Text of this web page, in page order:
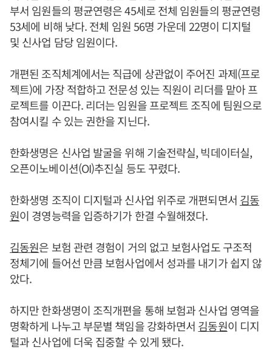
부서 임원들의 평균연령은 45세로 전체 임원들의 평균연령
53세에 비해 낮다. 전체 임원 56명 가운데 22명이 디지털
및 신사업 담당 임원이다.
개편된 조직체계에서는 직급에 상관없이 주어진 과제(프로
젝트)에 가장 적합하고 전문성 있는 직원이 리더를 맡아 프
로젝트를 이끈다. 리더는 임원을 프로젝트 조직에 팀원으로
참여시킬 수 있는 권한을 지닌다.
한화생명은 신사업 발굴을 위해 기술전략실, 빅데이터실,
오픈이노베이션(OI)추진실 등도 꾸렸다.
한화생명 조직이 디지털과 신사업 위주로 개편되면서 김동
원이 경영능력을 입증하기가 한결 수월해졌다.
김동원은 보험 관련 경험이 거의 없고 보험사업도 구조적
정체기에 들어선 만큼 보험사업에서 성과를 내기가 쉽지 않
았다.
하지만 한화생명이 조직개편을 통해 보험과 신사업 영역을
명확하게 나누고 부문별 책임을 강화하면서 김동원이 디지
털과 신사업에 더욱 집중할 수 있게 됐다.